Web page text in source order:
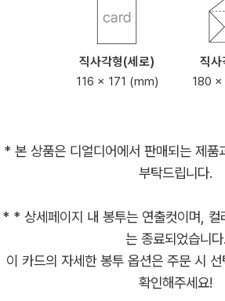
직사각형(세로)
116 x 171 (mm)
직사
180 x
* 본 상품은 디얼디어에서 판매되는 제품
부탁드립니다.
* * 상세페이지 내 봉투는 연출컷이며, 컬
는 종료되었습니다.
이 카드의 자세한 봉투 옵션은 주문 시